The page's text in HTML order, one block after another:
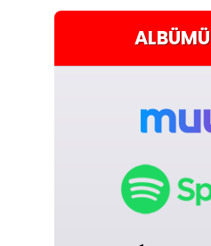
ALBÜMÜ